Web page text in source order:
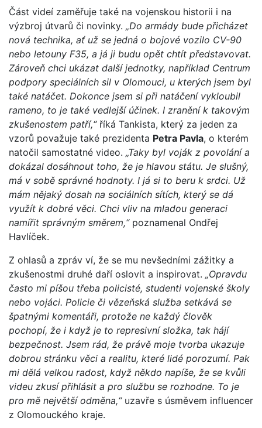
Část videí zaměřuje také na vojenskou historii i na
výzbroj útvarů či novinky. „Do armády bude přicházet
nová technika, ať už se jedná o bojové vozilo CV-90
nebo letouny F35, a já ji budu opět chtít představovat.
Zároveň chci ukázat další jednotky, například Centrum
podpory speciálních sil v Olomouci, u kterých jsem byl
také natáčet. Dokonce jsem si při natáčení vykloubil
rameno, to je také vedlejší účinek. I zranění k takovým
zkušenostem patří,“říká Tankista, který za jeden za
vzorů považuje také prezidenta Petra Pavla, o kterém
natočil samostatné video. „Taky byl voják z povolání a
dokázal dosáhnout toho, že je hlavou státu. Je slušný,
má v sobě správné hodnoty. I já si to beru k srdci. Už
mám nějaký dosah na sociálních sítích, který se dá
využít k dobré věci. Chci vliv na mladou generaci
namířit správným směrem,“poznamenal Ondřej
Havlíček.
Z ohlasů a zpráv ví, že se mu nevšedními zážitky a
zkušenostmi druhé daří oslovit a inspirovat. „Opravdu
často mi píšou třeba policisté, studenti vojenské školy
nebo vojáci. Policie či vězeňská služba setkává se
špatnými komentáři, protože ne každý člověk
pochopí, že i když je to represivní složka, tak hájí
bezpečnost. Jsem rád, že právě moje tvorba ukazuje
dobrou stránku věci a realitu, které lidé porozumí. Pak
mi dělá velkou radost, když někdo napíše, že se kvůli
videu zkusí přihlásit a pro službu se rozhodne. To je
pro mě největší odměna,“uzavře s úsměvem influencer
z Olomouckého kraje.